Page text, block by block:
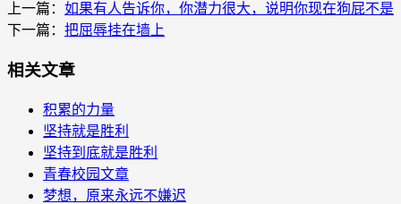
上一篇： 如果有人告诉你，你潜力很大，说明你现在狗屁不是
下一篇： 把屈辱挂在墙上
相关文章
积累的力量
坚持就是胜利
坚持到底就是胜利
青春校园文章
梦想，原来永远不嫌迟